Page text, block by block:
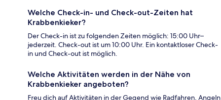
Welche Check-in- und Check-out-Zeiten hat
Krabbenkieker?
Der Check-in ist zu folgenden Zeiten möglich: 15:00 Uhr–
jederzeit. Check-out ist um 10:00 Uhr. Ein kontaktloser Check-
in und Check-out ist möglich.
Welche Aktivitäten werden in der Nähe von
Krabbenkieker angeboten?
Freu dich auf Aktivitäten in der Gegend wie Radfahren, Angeln